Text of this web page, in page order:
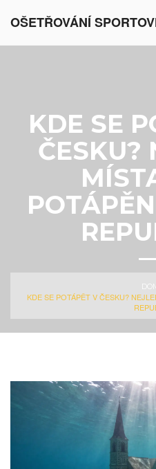
KDE SE
ČESKU?
KDE SE POTÁPĚT V ČESKU?